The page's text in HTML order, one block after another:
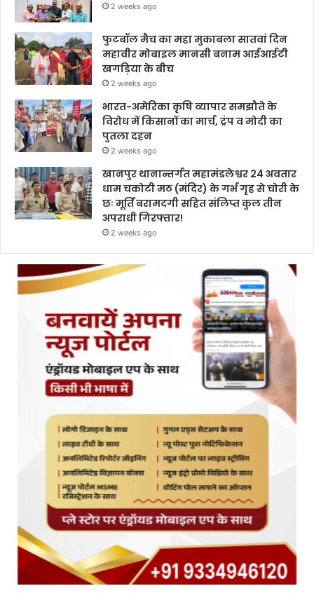
2 weeks ago
फुटबॉल मैच का महा मुकाबला सातवां दिन
महावीर मोबाइल मानसी बनाम आईआईटी
खगड़िया के बीच
2 weeks ago
भारत-अमेरिका कृषि व्यापार समझौते के
विरोध में किसानों का मार्च, ट्रंप व मोदी का
पुतला दहन
2 weeks ago
खानपुर थानान्तर्गत महामंडलेश्वर 24 अवतार
धाम चकोटी मठ (मंदिर) के गर्भ गृह से चोरी के
छः मूर्ति बरामदगी सहित संलिप्त कुल तीन
अपराधी गिरफ्तार!
2 weeks ago